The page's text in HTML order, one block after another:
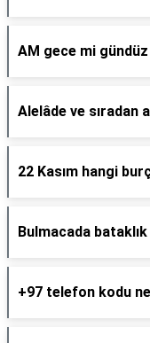
AM gece mi
Alelâde ve sıradan
22 Kasım hangi
Bulmacada
+97 telefon kodu